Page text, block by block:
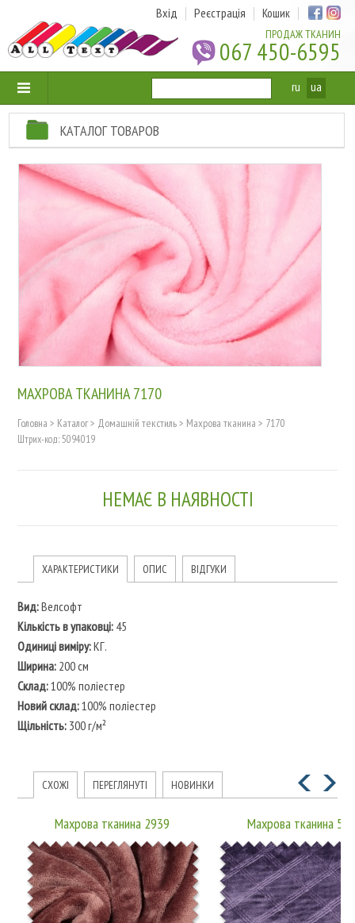
ПРОДАЖ ТКАНИН
067 450-6595
Вхід Реєстрація Кошик
ru ua
КАТАЛОГ ТОВАРОВ
МАХРОВА ТКАНИНА 7170
Головна > Каталог> Домашній текстиль> Махрова тканина > 7170
Штрих-код: 5094019
НЕМАЄ В НАЯВНОСТІ
ХАРАКТЕРИСТИКИ ОПИС ВІДГУКИ
Вид:Велсофт
Кількість в упаковці:45
Одиниці виміру:КГ.
Ширина:200 см
Склад:100% поліестер
Новий склад:100% поліестер
Щільність:300 г/м²
СХОЖІ ПЕРЕГЛЯНУТІ НОВИНКИ
Махрова тканина 2939 Махрова тканина